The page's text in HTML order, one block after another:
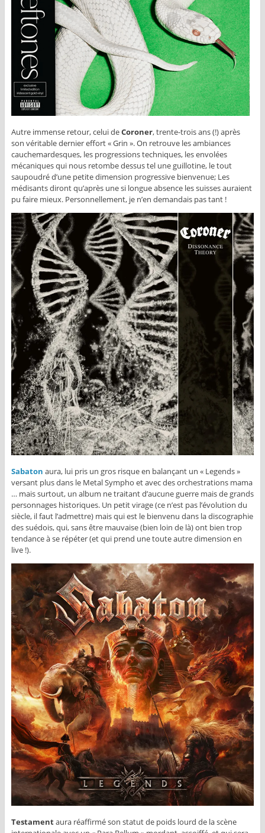
Autre immense retour, celui deCoroner, trente-trois ans (!) après
son véritable dernier effort « Grin ». On retrouve les ambiances
cauchemardesques, les progressions techniques, les envolées
mécaniques qui nous retombe dessus tel une guillotine, le tout
saupoudré d’une petite dimension progressive bienvenue; Les
médisants diront qu’après une si longue absence les suisses auraient
pu faire mieux. Personnellement, je n’en demandais pas tant !
Sabaton aura, lui pris un gros risque en balançant un « Legends »
versant plus dans le Metal Sympho et avec des orchestrations mama
… mais surtout, un album ne traitant d’aucune guerre mais de grands
personnages historiques. Un petit virage (ce n’est pas l’évolution du
siècle, il faut l’admettre) mais qui est le bienvenu dans la discographie
des suédois, qui, sans être mauvaise (bien loin de là) ont bien trop
tendance à se répéter (et qui prend une toute autre dimension en
live !).
Testamentaura réaffirmé son statut de poids lourd de la scène